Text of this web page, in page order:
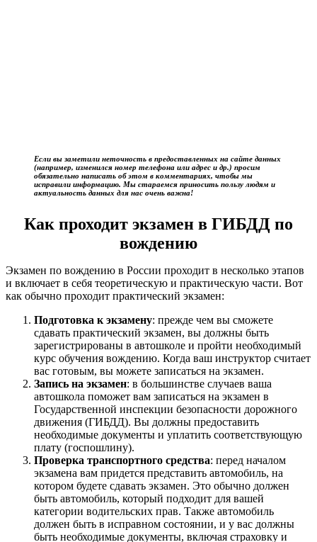
Если вы заметили неточность в предоставленных на сайте данных
(например, изменился номер телефона или адрес и др.) просим
обязательно написать об этом в комментариях, чтобы мы
исправили информацию. Мы стараемся приносить пользу людям и
актуальность данных для нас очень важна!
Как проходит экзамен в ГИБДД по
вождению
Экзамен по вождению в России проходит в несколько этапов
и включает в себя теоретическую и практическую части. Вот
как обычно проходит практический экзамен:
Подготовка к экзамену: прежде чем вы сможете
сдавать практический экзамен, вы должны быть
зарегистрированы в автошколе и пройти необходимый
курс обучения вождению. Когда ваш инструктор считает
вас готовым, вы можете записаться на экзамен.
Запись на экзамен: в большинстве случаев ваша
автошкола поможет вам записаться на экзамен в
Государственной инспекции безопасности дорожного
движения (ГИБДД). Вы должны предоставить
необходимые документы и уплатить соответствующую
плату (госпошлину).
Проверка транспортного средства: перед началом
экзамена вам придется представить автомобиль, на
котором будете сдавать экзамен. Это обычно должен
быть автомобиль, который подходит для вашей
категории водительских прав. Также автомобиль
должен быть в исправном состоянии, и у вас должны
быть необходимые документы, включая страховку и